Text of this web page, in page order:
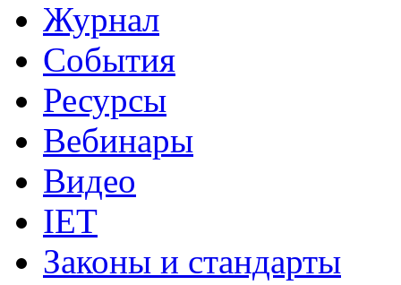
Журнал
События
Ресурсы
Вебинары
Видео
IET
Законы и стандарты